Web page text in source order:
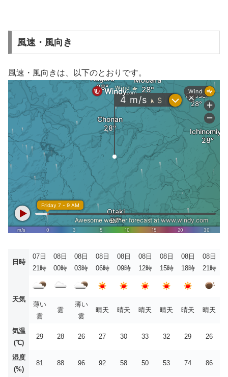
風速・風向き
風速・風向きは、以下のとおりです。
日時
07日
21時
08日
00時
08日
03時
08日
06時
08日
09時
08日
12時
08日
15時
08日
18時
08日
21時
天気
薄い
雲
雲
薄い
雲
晴天 晴天 晴天 晴天 晴天 晴天
気温
(℃)
29 28 26 27 30 33 32 29 26
湿度
(%)
81 88 96 92 58 50 53 74 86